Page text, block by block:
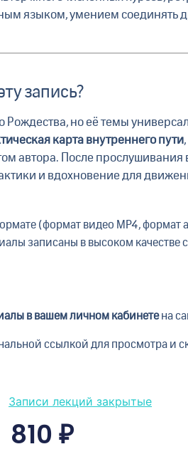
языком, умением соединять
запись?
Рождества, но её темы
карта внутреннего пути
автора. После прослушивания
и вдохновение для
(формат видео MP4, формат
записаны в высоком качестве
в вашем личном кабинетена
ссылкой для просмотра и
Записи лекций закрытые
810 ₽